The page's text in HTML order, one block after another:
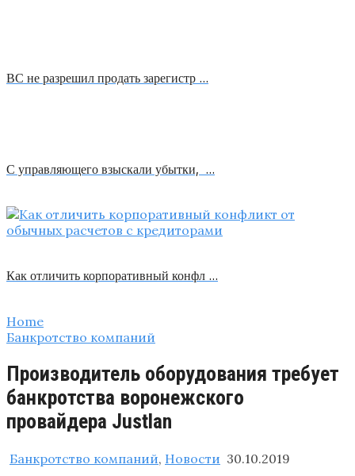
ВС не разрешил продать зарегистр …
С управляющего взыскали убытки, …
Как отличить корпоративный конфл …
Home
Банкротство компаний
Производитель оборудования требует
банкротства воронежского
провайдера Justlan
Банкротство компаний, Новости 30.10.2019